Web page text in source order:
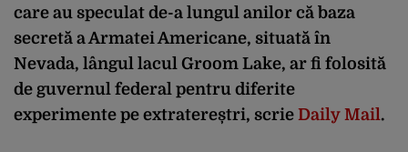
care au speculat de-a lungul anilor că baza
secretă a Armatei Americane, situată în
Nevada, lângul lacul Groom Lake, ar fi folosită
de guvernul federal pentru diferite
experimente pe extratereștri, scrie Daily Mail.